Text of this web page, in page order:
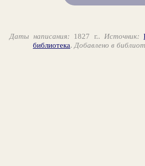
Даты написания: 1827 г.. Источник:
библиотека. Добавлено в